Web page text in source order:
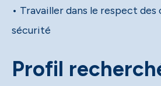
• Travailler dans le respect des
sécurité
Profil